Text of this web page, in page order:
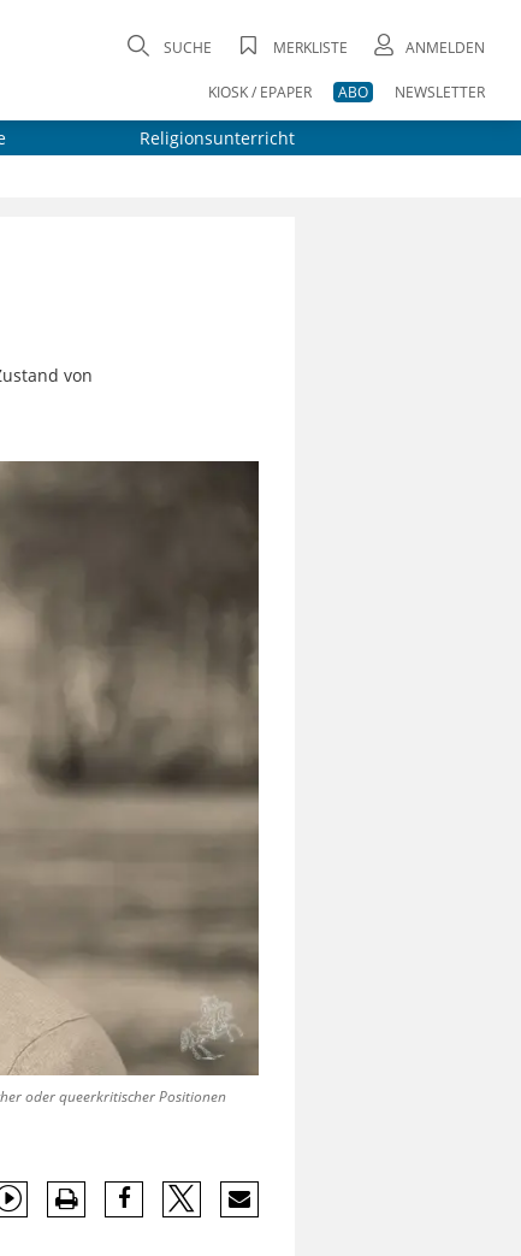
SUCHE MERKLISTE ANMELDEN
KIOSK / EPAPER ABO NEWSLETTER
Religionsunterricht
von
oder queerkritischer Positionen